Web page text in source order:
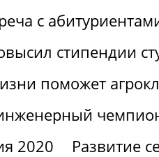
с
стипендии
поможет
2020
Развитие